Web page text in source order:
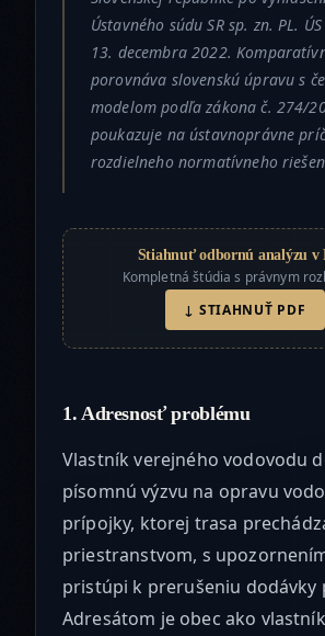
Ústavného súdu SR sp. zn. PL.
13. decembra 2022.
porovnáva slovenskú úpravu s
modelom podľa zákona č. 274/
poukazuje na ústavnoprávne
rozdielneho normatívneho
Stiahnuť odbornú analýzu v
Kompletná štúdia s právnym
↓ STIAHNUŤ PDF
1. Adresnosť problému
Vlastník verejného vodovodu
písomnú výzvu na opravu
prípojky, ktorej trasa
priestranstvom, s
pristúpi k prerušeniu dodávky
Adresátom je obec ako vlastník